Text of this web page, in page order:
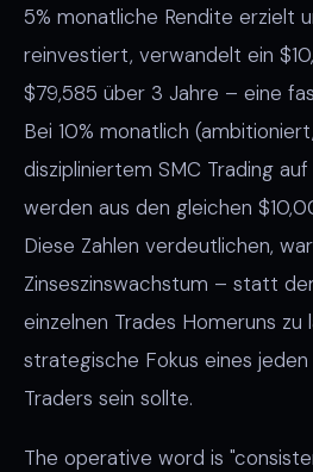
5% monatliche Rendite erzielt
reinvestiert, verwandelt ein
$79,585 über 3 Jahre – eine
Bei 10% monatlich
diszipliniertem SMC Trading
werden aus den gleichen
Diese Zahlen verdeutlichen,
Zinseszinswachstum – statt
einzelnen Trades Homeruns zu
strategische Fokus eines
Traders sein sollte.
The operative word is